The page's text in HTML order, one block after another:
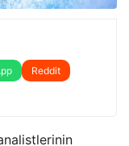
Reddit